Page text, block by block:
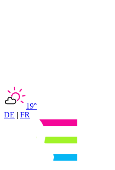
19°
DE | FR